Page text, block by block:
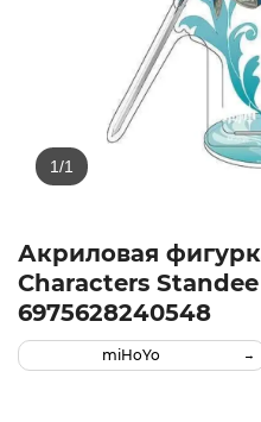
Акриловая
Characters
6975628240548
miHoYo